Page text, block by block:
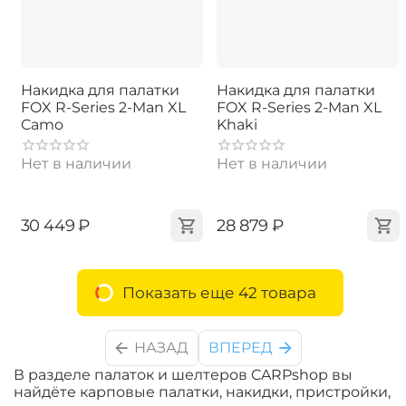
В разделе палаток и шелтеров CARPshop вы
найдёте карповые палатки, накидки, пристройки,
Накидка для палатки
FOX R-Series 2-Man XL
Camo
Нет в наличии
‍30 449‍₽
Накидка для палатки
FOX R-Series 2-Man XL
Khaki
Нет в наличии
‍28 879‍ ₽
Показать еще 42 товара
НАЗАД ВПЕРЕД